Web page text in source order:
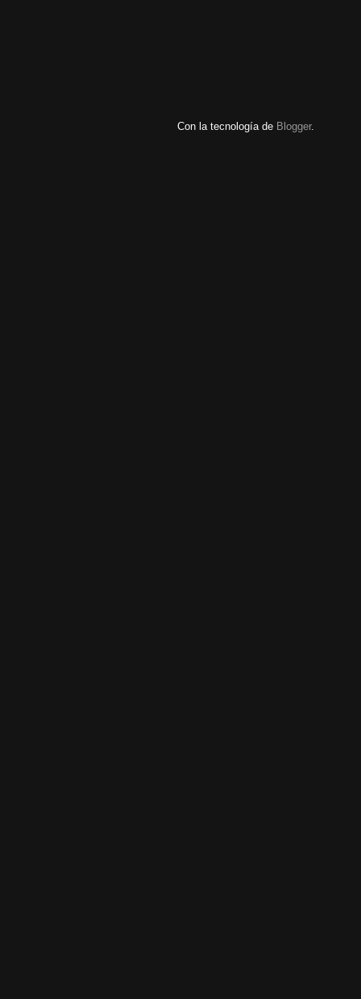
Con la tecnología de Blogger.